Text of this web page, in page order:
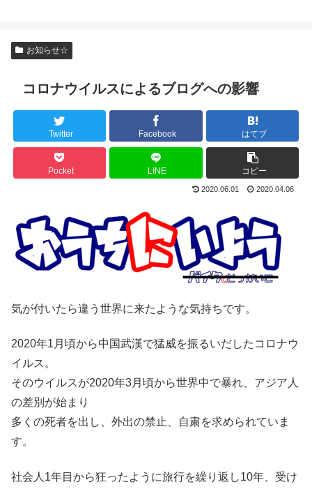
お知らせ☆
コロナウイルスによるブログへの影響
Twitter Facebook はてブ
Pocket LINE コピー
2020.06.01 2020.04.06
気が付いたら違う世界に来たような気持ちです。
2020年1月頃から中国武漢で猛威を振るいだしたコロナウ
イルス。
そのウイルスが2020年3月頃から世界中で暴れ、アジア人
の差別が始まり
多くの死者を出し、外出の禁止、自粛を求められていま
す。
社会人1年目から狂ったように旅行を繰り返し10年、受け